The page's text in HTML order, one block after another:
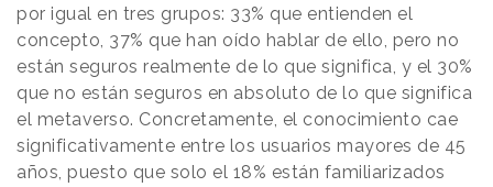
por igual en tres grupos: 33% que entienden el
concepto, 37% que han oído hablar de ello, pero no
están seguros realmente de lo que significa, y el 30%
que no están seguros en absoluto de lo que significa
el metaverso. Concretamente, el conocimiento cae
significativamente entre los usuarios mayores de 45
años, puesto que solo el 18% están familiarizados